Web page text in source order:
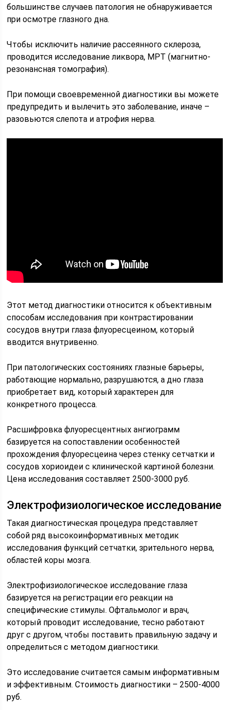
большинстве случаев патология не обнаруживается
при осмотре глазного дна.
Чтобы исключить наличие рассеянного склероза,
проводится исследование ликвора, МРТ (магнитно-
резонансная томография).
При помощи своевременной диагностики вы можете
предупредить и вылечить это заболевание, иначе –
разовьются слепота и атрофия нерва.
Этот метод диагностики относится к объективным
способам исследования при контрастировании
сосудов внутри глаза флуоресцеином, который
вводится внутривенно.
При патологических состояниях глазные барьеры,
работающие нормально, разрушаются, а дно глаза
приобретает вид, который характерен для
конкретного процесса.
Расшифровка флуоресцентных ангиограмм
базируется на сопоставлении особенностей
прохождения флуоресцеина через стенку сетчатки и
сосудов хориоидеи с клинической картиной болезни.
Цена исследования составляет 2500-3000 руб.
Электрофизиологическое исследование
Такая диагностическая процедура представляет
собой ряд высокоинформативных методик
исследования функций сетчатки, зрительного нерва,
областей коры мозга.
Электрофизиологическое исследование глаза
базируется на регистрации его реакции на
специфические стимулы. Офтальмолог и врач,
который проводит исследование, тесно работают
друг с другом, чтобы поставить правильную задачу и
определиться с методом диагностики.
Это исследование считается самым информативным
и эффективным. Стоимость диагностики – 2500-4000
руб.